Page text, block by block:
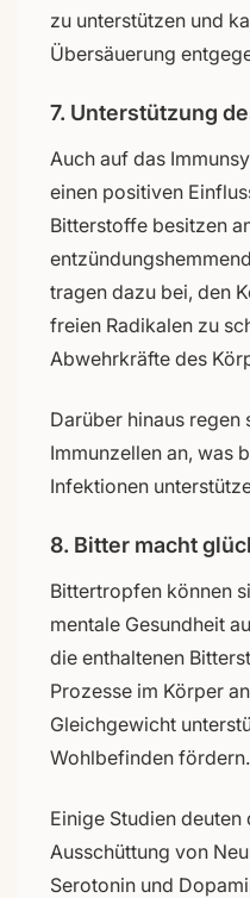
zu unterstützen und
Übersäuerung
7. Unterstützung
Auch auf das
einen positiven
Bitterstoffe besitzen
tragen dazu bei, den
freien Radikalen zu
Abwehrkräfte des
Darüber hinaus
Immunzellen an, was
Infektionen
8. Bitter macht
Bittertropfen können
mentale Gesundheit
die enthaltenen
Prozesse im Körper
Gleichgewicht
Wohlbefinden fördern.
Einige Studien
Ausschüttung von
Serotonin und